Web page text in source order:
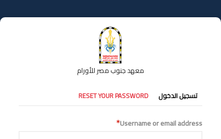
إلى
المحتوى
معهد جنوب مصر للأورام
التبويبات
الأساسية
تسجيل الدخول RESET YOUR PASSWORD
Username or email address